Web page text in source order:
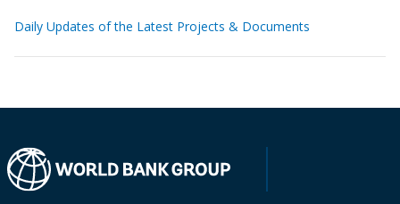
Daily Updates of the Latest Projects & Documents